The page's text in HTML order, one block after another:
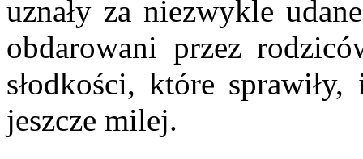
uznały za niezwykle
obdarowani przez
słodkości, które
jeszcze milej.